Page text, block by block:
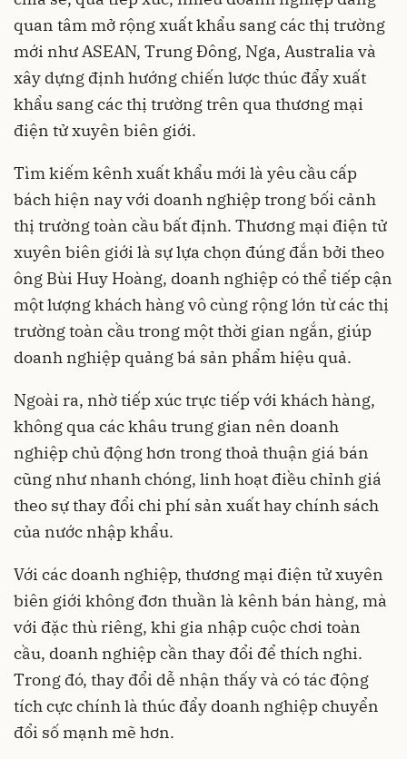
quan tâm mở rộng xuất khẩu sang các thị trường
mới như ASEAN, Trung Đông, Nga, Australia và
xây dựng định hướng chiến lược thúc đẩy xuất
khẩu sang các thị trường trên qua thương mại
điện tử xuyên biên giới.
Tìm kiếm kênh xuất khẩu mới là yêu cầu cấp
bách hiện nay với doanh nghiệp trong bối cảnh
thị trường toàn cầu bất định. Thương mại điện tử
xuyên biên giới là sự lựa chọn đúng đắn bởi theo
ông Bùi Huy Hoàng, doanh nghiệp có thể tiếp cận
một lượng khách hàng vô cùng rộng lớn từ các thị
trường toàn cầu trong một thời gian ngắn, giúp
doanh nghiệp quảng bá sản phẩm hiệu quả.
Ngoài ra, nhờ tiếp xúc trực tiếp với khách hàng,
không qua các khâu trung gian nên doanh
nghiệp chủ động hơn trong thoả thuận giá bán
cũng như nhanh chóng, linh hoạt điều chỉnh giá
theo sự thay đổi chi phí sản xuất hay chính sách
của nước nhập khẩu.
Với các doanh nghiệp, thương mại điện tử xuyên
biên giới không đơn thuần là kênh bán hàng, mà
với đặc thù riêng, khi gia nhập cuộc chơi toàn
cầu, doanh nghiệp cần thay đổi để thích nghi.
Trong đó, thay đổi dễ nhận thấy và có tác động
tích cực chính là thúc đẩy doanh nghiệp chuyển
đổi số mạnh mẽ hơn.